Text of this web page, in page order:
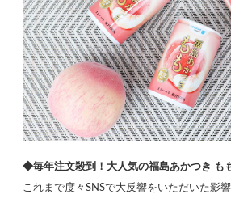
◆毎年注文殺到！大人気の福島あかつき も
これまで度々SNSで大反響をいただいた影